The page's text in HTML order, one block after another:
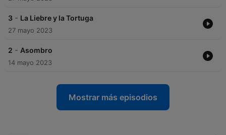
3 - La Liebre y la Tortuga
27 mayo 2023
2 - Asombro
14 mayo 2023
Mostrar más episodios